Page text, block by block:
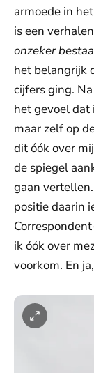
armoede in
is een
onzeker
het belangrijk
cijfers ging.
het gevoel
maar zelf op
dit óók over
de spiegel
gaan
positie daarin
ik óók over
voorkom. En